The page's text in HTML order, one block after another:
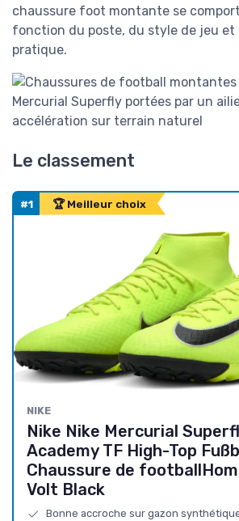
chaussure foot montante se
fonction du poste, du style de jeu et
pratique.
Le classement
#1 🏆 Meilleur choix
NIKE
Nike Nike Mercurial
Academy TF High-Top
Chaussure de
Volt Black
Bonne accroche sur gazon